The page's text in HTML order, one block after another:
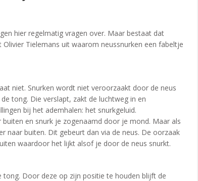
hier regelmatig vragen over. Maar bestaat dat
Tielemans uit waarom neussnurken een fabeltje
niet. Snurken wordt niet veroorzaakt door de neus
tong. Die verslapt, zakt de luchtweg in en
bij het ademhalen: het snurkgeluid.
en snurk je zogenaamd door je mond. Maar als
naar buiten. Dit gebeurt dan via de neus. De oorzaak
waardoor het lijkt alsof je door de neus snurkt.
Door deze op zijn positie te houden blijft de